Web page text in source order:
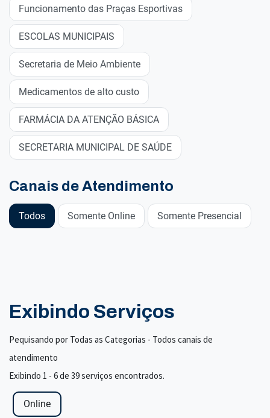
Funcionamento das Praças Esportivas
ESCOLAS MUNICIPAIS
Secretaria de Meio Ambiente
Medicamentos de alto custo
FARMÁCIA DA ATENÇÃO BÁSICA
SECRETARIA MUNICIPAL DE SAÚDE
Canais de Atendimento
Todos Somente Online Somente Presencial
Exibindo Serviços
Pequisando por Todas as Categorias - Todos canais de
atendimento
Exibindo 1 - 6 de 39 serviços encontrados.
Online